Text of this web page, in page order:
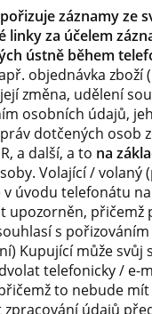
pořizuje záznamy ze
linky za účelem
ústně během
objednávka zboží
změna, udělení
osobních údajů,
dotčených osob
a další, a to na
Volající / volaný
v úvodu telefonátu
upozorněn, přičemž
s pořizováním
Kupující může svůj
telefonicky / e-
to nebude mít
zpracování údajů